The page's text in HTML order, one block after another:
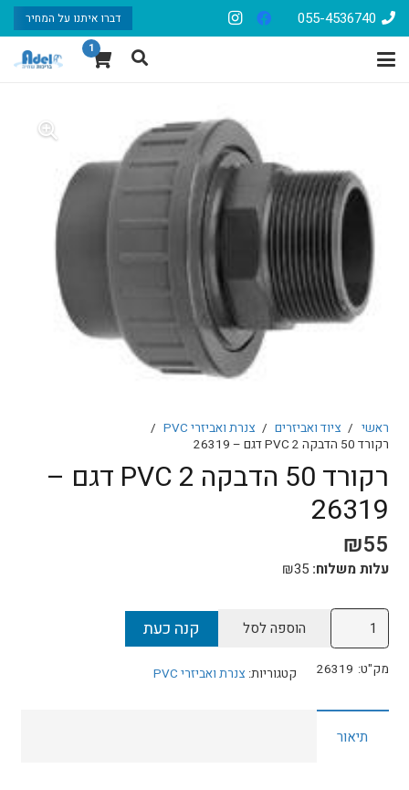
055-4536740 דברו איתנו על המחיר
1
ראשי / ציוד ואביזרים / צנרת ואביזרי PVC
/
רקורד 50 הדבקה 2 PVC דגם – 26319
רקורד 50 הדבקה 2 PVC דגם –
26319
₪55
עלות משלוח: ₪35
כמות
של
רקורד
הדבקה
הוספה לסל קנה כעת
מק"ט: 26319 קטגוריות: צנרת ואביזרי PVC
תיאור